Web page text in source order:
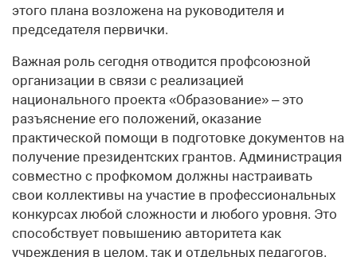
этого плана возложена на руководителя и
председателя первички.
Важная роль сегодня отводится профсоюзной
организации в связи с реализацией
национального проекта «Образование» – это
разъяснение его положений, оказание
практической помощи в подготовке документов на
получение президентских грантов. Администрация
совместно с профкомом должны настраивать
свои коллективы на участие в профессиональных
конкурсах любой сложности и любого уровня. Это
способствует повышению авторитета как
учреждения в целом, так и отдельных педагогов.